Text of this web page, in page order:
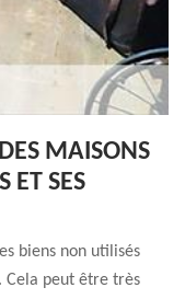
MAISONS
ET SES
biens non utilisés
Cela peut être très